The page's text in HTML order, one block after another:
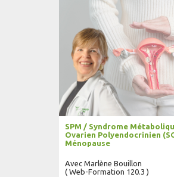
SPM / Syndrome
Ovarien Polyendocrinien
Ménopause
Avec Marlène Bouillon
( Web-Formation 120.3 )